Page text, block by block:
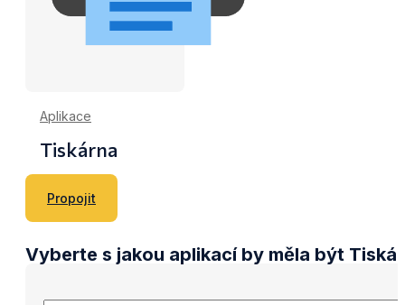
Aplikace
Tiskárna
Propojit
Vyberte s jakou aplikací by měla být